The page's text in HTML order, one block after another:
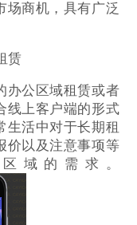
场商机，具有广泛
赁
办公区域租赁或者
线上客户端的形式
生活中对于长期租
价以及注意事项等
域的需求。